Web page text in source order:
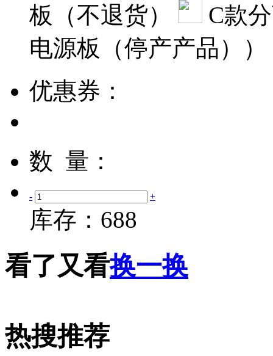
板（不退货）
C款
电源板（停产产品）
优惠券：
数 量：
- +
库存： 688
看了又看换一换
热搜推荐